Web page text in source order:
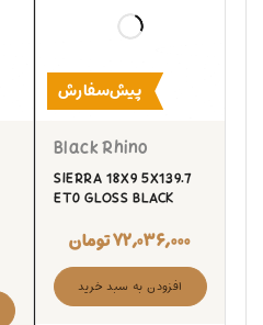
پیش‌سفارش
Black Rhino
SIERRA 18X9 5X139.7
ET0 GLOSS BLACK
۷۲,۰۳۶,۰۰۰تومان
افزودن به سبد خرید